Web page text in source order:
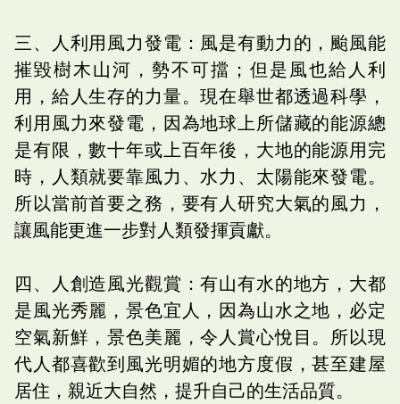
三、人利用風力發電：風是有動力的，颱風能
摧毀樹木山河，勢不可擋；但是風也給人利
用，給人生存的力量。現在舉世都透過科學，
利用風力來發電，因為地球上所儲藏的能源總
是有限，數十年或上百年後，大地的能源用完
時，人類就要靠風力、水力、太陽能來發電。
所以當前首要之務，要有人研究大氣的風力，
讓風能更進一步對人類發揮貢獻。
四、人創造風光觀賞：有山有水的地方，大都
是風光秀麗，景色宜人，因為山水之地，必定
空氣新鮮，景色美麗，令人賞心悅目。所以現
代人都喜歡到風光明媚的地方度假，甚至建屋
居住，親近大自然，提升自己的生活品質。